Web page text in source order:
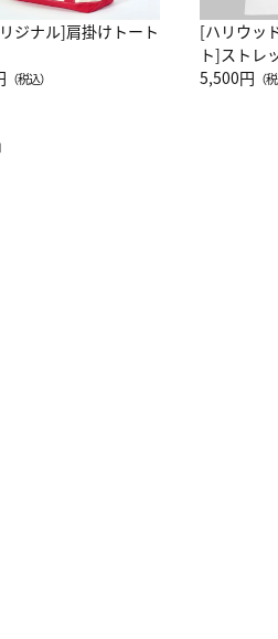
ジナル]肩掛けトート
（税込）
[ハリウッ
ト]ストレ
ーネック
5,500円 （